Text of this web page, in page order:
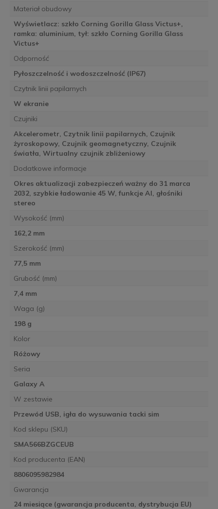
Materiał obudowy
Wyświetlacz: szkło Corning Gorilla Glass Victus+,
ramka: aluminium, tył: szkło Corning Gorilla Glass
Victus+
Odporność
Pyłoszczelność i wodoszczelność (IP67)
Czytnik linii papilarnych
W ekranie
Czujniki
Akcelerometr, Czytnik linii papilarnych, Czujnik
żyroskopowy, Czujnik geomagnetyczny, Czujnik
światła, Wirtualny czujnik zbliżeniowy
Dodatkowe informacje
Okres aktualizacji zabezpieczeń ważny do 31 marca
2032, szybkie ładowanie 45 W, funkcje AI, głośniki
stereo
Wysokość (mm)
162,2 mm
Szerokość (mm)
77,5 mm
Grubość (mm)
7,4 mm
Waga (g)
198 g
Kolor
Różowy
Seria
Galaxy A
W zestawie
Przewód USB, igła do wysuwania tacki sim
Kod sklepu (SKU)
SMA566BZGCEUB
Kod producenta (EAN)
8806095982984
Gwarancja
24 miesiące (gwarancja producenta, dystrybucja EU)